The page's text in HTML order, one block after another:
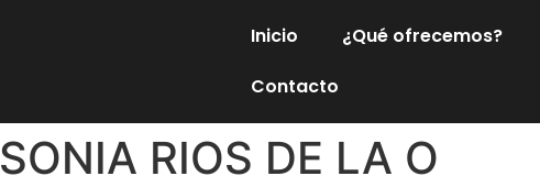
Inicio ¿Qué ofrecemos?
Contacto
SONIA RIOS DE LA O